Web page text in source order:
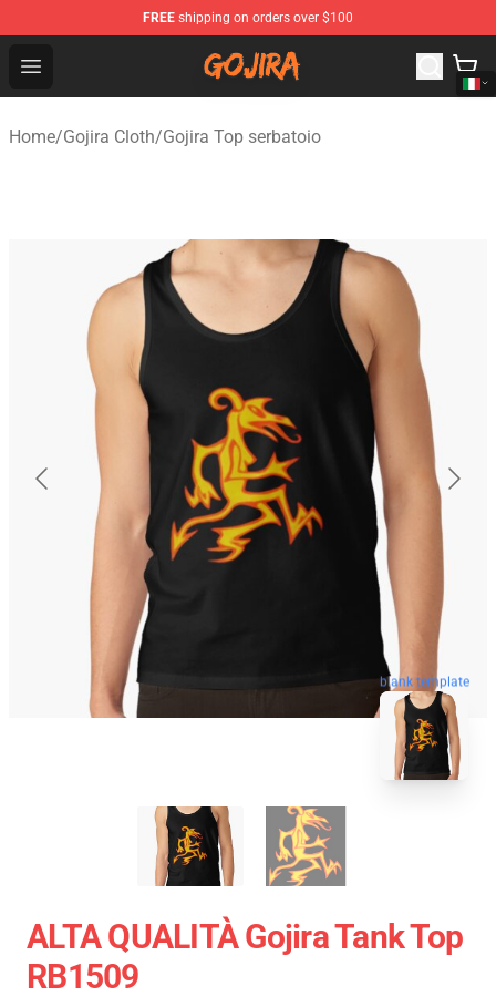
FREE shipping on orders over $100
Open menu
Gojira Shop - Official Gojira Merchandise Store
Home/Gojira Cloth/Gojira Top serbatoio
blank template
ALTA QUALITÀ Gojira Tank Top
RB1509